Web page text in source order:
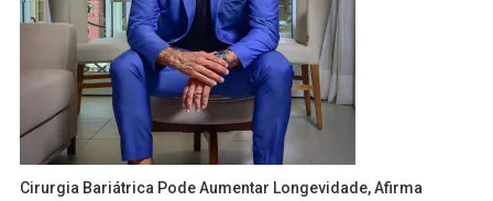
Cirurgia Bariátrica Pode Aumentar Longevidade, Afirma